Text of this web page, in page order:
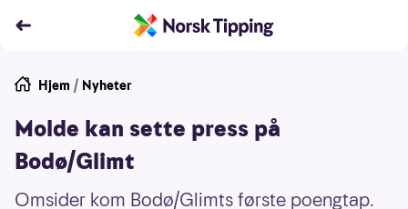
Hjem / Nyheter
Molde kan sette press på
Bodø/Glimt
Omsider kom Bodø/Glimts første poengtap.